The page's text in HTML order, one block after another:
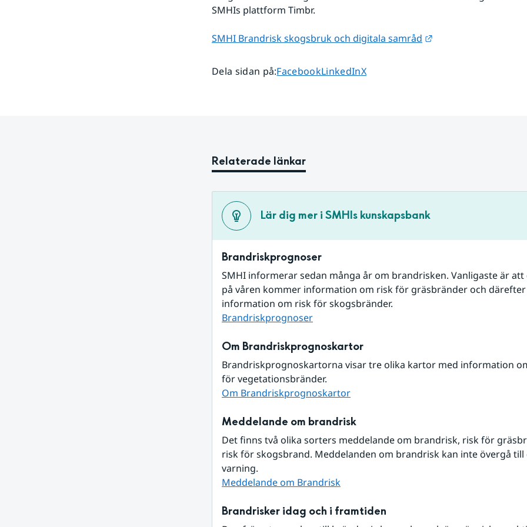
SMHIs plattform Timbr.
SMHI Brandrisk skogsbruk och digitala samråd Länk till annan
Dela sidan på:Dela sidan på
FacebookDela sidan på
LinkedInDela sidan på
X
Relaterade länkar
Lär dig mer i SMHIs kunskapsbank
Brandriskprognoser
SMHI informerar sedan många år om brandrisken. Vanligaste är
på våren kommer information om risk för gräsbränder och därefter
information om risk för skogsbränder.
Brandriskprognoser
Om Brandriskprognoskartor
Brandriskprognoskartorna visar tre olika kartor med information
för vegetationsbränder.
Om Brandriskprognoskartor
Meddelande om brandrisk
Det finns två olika sorters meddelande om brandrisk, risk för
risk för skogsbrand. Meddelanden om brandrisk kan inte övergå till
varning.
Meddelande om Brandrisk
Brandrisker idag och i framtiden